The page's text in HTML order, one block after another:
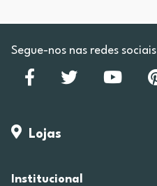
Segue-nos nas redes sociais
Lojas
Institucional